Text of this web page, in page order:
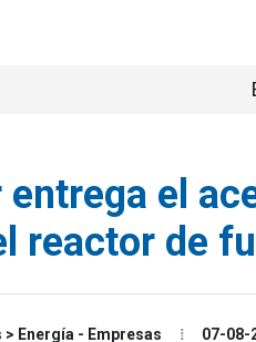
entrega el
reactor de
> Energía - Empresas 07-08-